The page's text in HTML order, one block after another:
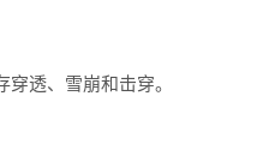
透、雪崩和击穿。